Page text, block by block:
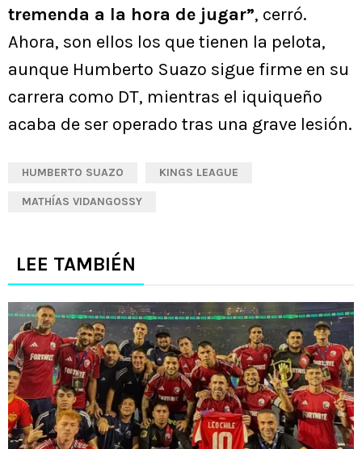
tremenda a la hora de jugar”, cerró.
Ahora, son ellos los que tienen la pelota,
aunque Humberto Suazo sigue firme en su
carrera como DT, mientras el iquiqueño
acaba de ser operado tras una grave lesión.
HUMBERTO SUAZO KINGS LEAGUE
MATHÍAS VIDANGOSSY
LEE TAMBIÉN